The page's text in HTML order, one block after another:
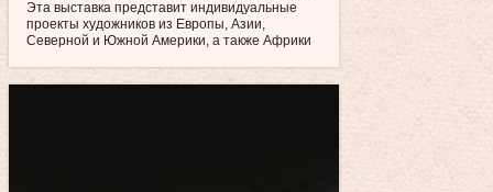
Эта выставка представит индивидуальные
проекты художников из Европы, Азии,
Северной и Южной Америки, а также Африки